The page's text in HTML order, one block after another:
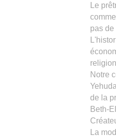
Le
pas
Notre
de la
Beth-
La